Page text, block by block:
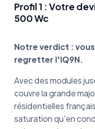
Profil 1 : Votre
500 Wc
Notre verdict :
regretter l'IQ9N.
Avec des modules
couvre la grande
résidentielles
saturation qu'en